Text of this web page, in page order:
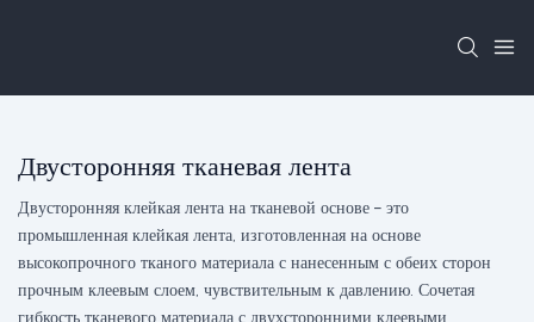
Двусторонняя тканевая лента
Двусторонняя клейкая лента на тканевой основе – это
промышленная клейкая лента, изготовленная на основе
высокопрочного тканого материала с нанесенным с обеих сторон
прочным клеевым слоем, чувствительным к давлению. Сочетая
гибкость тканевого материала с двухсторонними клеевыми